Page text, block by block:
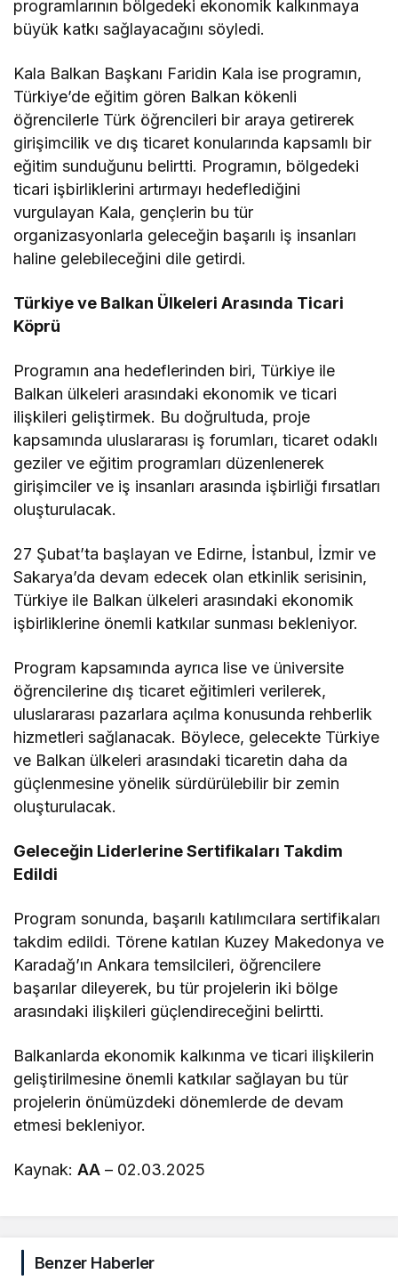
programlarının bölgedeki ekonomik kalkınmaya
büyük katkı sağlayacağını söyledi.
Kala Balkan Başkanı Faridin Kala ise programın,
Türkiye’de eğitim gören Balkan kökenli
öğrencilerle Türk öğrencileri bir araya getirerek
girişimcilik ve dış ticaret konularında kapsamlı bir
eğitim sunduğunu belirtti. Programın, bölgedeki
ticari işbirliklerini artırmayı hedeflediğini
vurgulayan Kala, gençlerin bu tür
organizasyonlarla geleceğin başarılı iş insanları
haline gelebileceğini dile getirdi.
Türkiye ve Balkan Ülkeleri Arasında Ticari
Köprü
Programın ana hedeflerinden biri, Türkiye ile
Balkan ülkeleri arasındaki ekonomik ve ticari
ilişkileri geliştirmek. Bu doğrultuda, proje
kapsamında uluslararası iş forumları, ticaret odaklı
geziler ve eğitim programları düzenlenerek
girişimciler ve iş insanları arasında işbirliği fırsatları
oluşturulacak.
27 Şubat’ta başlayan ve Edirne, İstanbul, İzmir ve
Sakarya’da devam edecek olan etkinlik serisinin,
Türkiye ile Balkan ülkeleri arasındaki ekonomik
işbirliklerine önemli katkılar sunması bekleniyor.
Program kapsamında ayrıca lise ve üniversite
öğrencilerine dış ticaret eğitimleri verilerek,
uluslararası pazarlara açılma konusunda rehberlik
hizmetleri sağlanacak. Böylece, gelecekte Türkiye
ve Balkan ülkeleri arasındaki ticaretin daha da
güçlenmesine yönelik sürdürülebilir bir zemin
oluşturulacak.
Geleceğin Liderlerine Sertifikaları Takdim
Edildi
Program sonunda, başarılı katılımcılara sertifikaları
takdim edildi. Törene katılan Kuzey Makedonya ve
Karadağ’ın Ankara temsilcileri, öğrencilere
başarılar dileyerek, bu tür projelerin iki bölge
arasındaki ilişkileri güçlendireceğini belirtti.
Balkanlarda ekonomik kalkınma ve ticari ilişkilerin
geliştirilmesine önemli katkılar sağlayan bu tür
projelerin önümüzdeki dönemlerde de devam
etmesi bekleniyor.
Kaynak:AA – 02.03.2025
Benzer Haberler